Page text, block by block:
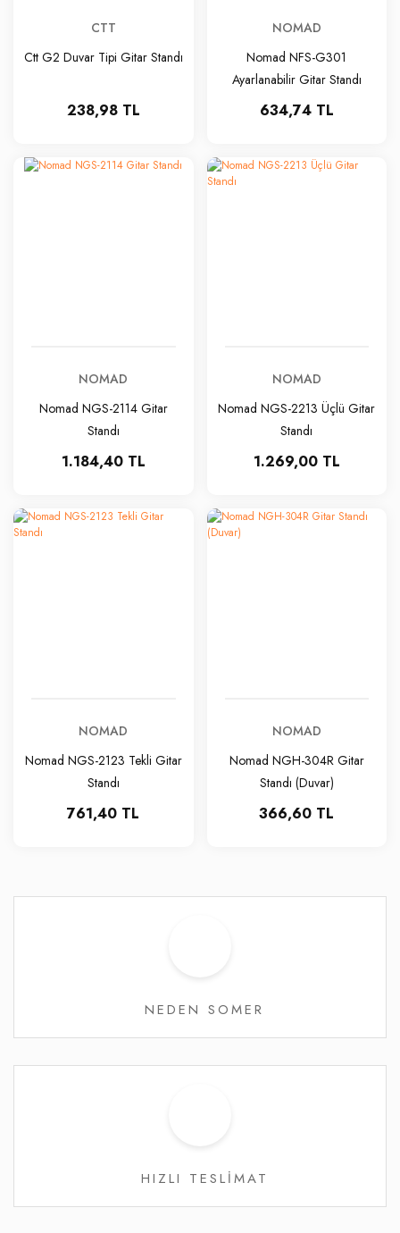
CTT
Ctt G2 Duvar Tipi Gitar Standı
238,98 TL
NOMAD
Nomad NFS-G301
Ayarlanabilir Gitar Standı
634,74 TL
NOMAD
Nomad NGS-2114 Gitar
Standı
1.184,40 TL
NOMAD
Nomad NGS-2213 Üçlü Gitar
Standı
1.269,00 TL
NOMAD
Nomad NGS-2123 Tekli Gitar
Standı
761,40 TL
NOMAD
Nomad NGH-304R Gitar
Standı (Duvar)
366,60 TL
NEDEN SOMER
HIZLI TESLİMAT